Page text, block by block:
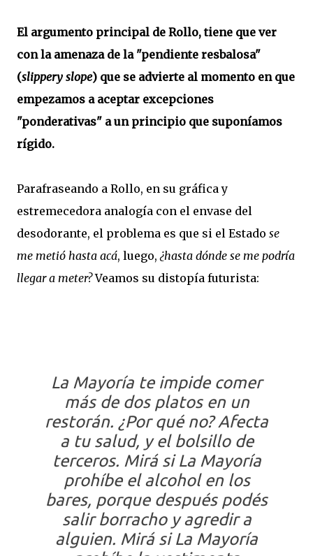
El argumento principal de Rollo, tiene que ver
con la amenaza de la "pendiente resbalosa"
(slippery slope) que se advierte al momento en que
empezamos a aceptar excepciones
"ponderativas" a un principio que suponíamos
rígido.
Parafraseando a Rollo, en su gráfica y
estremecedora analogía con el envase del
desodorante, el problema es que si el Estado se
me metió hasta acá, luego,¿hasta dónde se me podría
llegar a meter?Veamos su distopía futurista:
La Mayoría te impide comer
más de dos platos en un
restorán. ¿Por qué no? Afecta
a tu salud, y el bolsillo de
terceros. Mirá si La Mayoría
prohíbe el alcohol en los
bares, porque después podés
salir borracho y agredir a
alguien. Mirá si La Mayoría